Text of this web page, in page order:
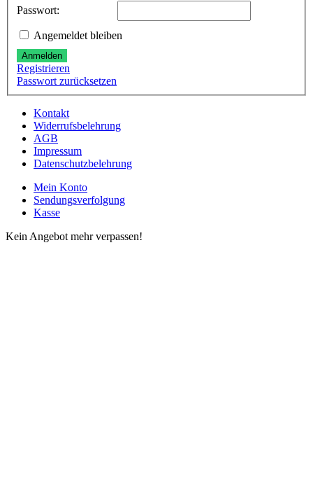
Passwort:
Angemeldet bleiben
Anmelden
Registrieren
Passwort zurücksetzen
Kontakt
Widerrufsbelehrung
AGB
Impressum
Datenschutzbelehrung
Mein Konto
Sendungsverfolgung
Kasse
Kein Angebot mehr verpassen!